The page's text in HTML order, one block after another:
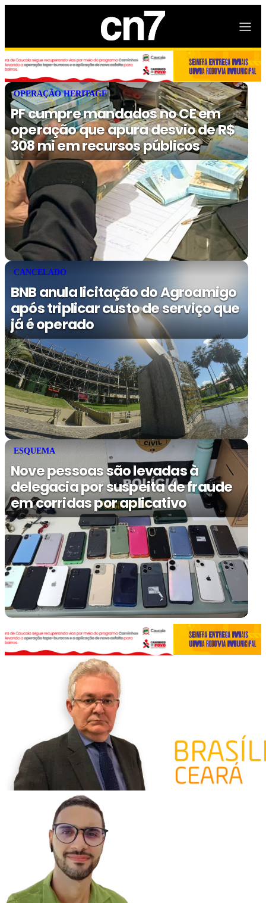
OPERAÇÃO HERITAGE
PF cumpre mandados no CE em
operação que apura desvio de R$
308 mi em recursos públicos
CANCELADO
BNB anula licitação do Agroamigo
após triplicar custo de serviço que
já é operado
ESQUEMA
Nove pessoas são levadas à
delegacia por suspeita de fraude
em corridas por aplicativo